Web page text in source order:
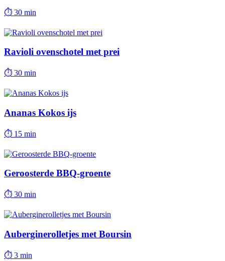
⏱ 30 min
Ravioli ovenschotel met prei
⏱ 30 min
Ananas Kokos ijs
⏱ 15 min
Geroosterde BBQ-groente
⏱ 30 min
Auberginerolletjes met Boursin
⏱ 3 min